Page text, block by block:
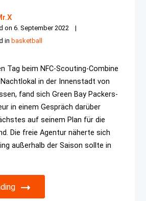
on6. September 2022
in basketball
Tag beim NFC-Scouting-Combine
in der Innenstadt von
fand sich Green Bay Packers-
in einem Gespräch darüber
auf seinem Plan für die
Die freie Agentur näherte sich
außerhalb der Saison sollte in